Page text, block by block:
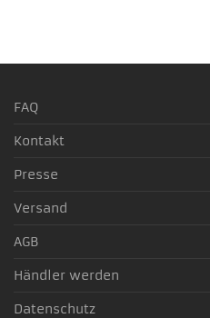
FAQ
Kontakt
Presse
Versand
AGB
Händler werden
Datenschutz